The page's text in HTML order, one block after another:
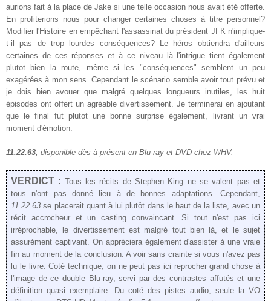
aurions fait à la place de Jake si une telle occasion nous avait été offerte.
En profiterions nous pour changer certaines choses à titre personnel?
Modifier l'Histoire en empêchant l'assassinat duprésident JFK n'implique-
t-il pas de trop lourdes conséquences? Le héros obtiendra d'ailleurs
certaines de ces réponses et à ce niveau là l'intrigue tient également
plutot bien la route, même si les "conséquences" semblent un peu
exagérées à mon sens.Cependant le scénario semble avoir tout prévu et
je dois bien avouer que malgré quelques longueurs inutiles, les huit
épisodes ont offert un agréable divertissement. Je terminerai en ajoutant
que le final fut plutot une bonne surprise également, livrant un vrai
moment d'émotion
11.22.63 , disponible dès à présent en Blu-ray et DVD chez WHV.
VERDICT : Tous les récits de Stephen King ne se valent pas et
tous n'ont pas donné lieu à de bonnes adaptations. Cependant,
11.22.63 se placerait quant à lui plutôt dans lehaut de la liste, avec un
récit accrocheur et un casting convaincant. Si tout n'est pas ici
irréprochable, le divertissement est malgré tout bien là, et le sujet
assurément captivant. On appréciera également d'assister à une vraie
fin au moment de la conclusion. A voir sans crainte si vous n'avez pas
lu le livre. Coté technique, on ne peut pas ici reprocher grand chose à
l'image de ce double Blu-ray, servi par des contrastes affutés et une
définition quasi exemplaire . Du coté des pistes audio, seule la VO